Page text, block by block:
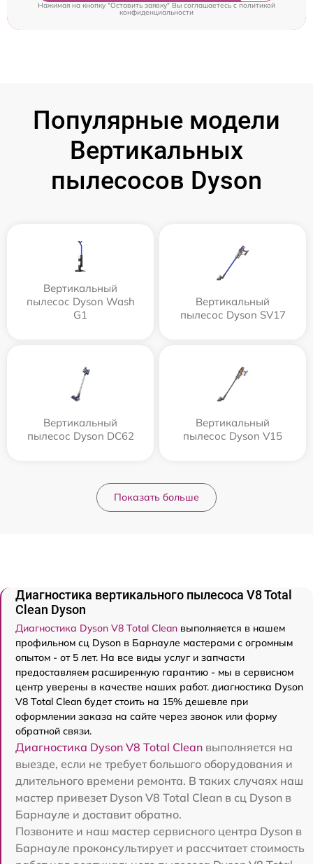
Нажимая на кнопку "Оставить заявку" Вы соглашаетесь cполитикой
конфиденциальности
Популярные модели
Вертикальных
пылесосов Dyson
Вертикальный
пылесос Dyson Wash
G1
Вертикальный
пылесос Dyson SV17
Вертикальный
пылесос Dyson DC62
Вертикальный
пылесос Dyson V15
Показать больше
Диагностика вертикального пылесоса V8 Total
Clean Dyson
Диагностика Dyson V8 Total Clean выполняется в нашем
профильном сц Dyson в Барнауле мастерами с огромным
опытом - от 5 лет. На все виды услуг и запчасти
предоставляем расширенную гарантию - мы в сервисном
центр уверены в качестве наших работ. диагностика Dyson
V8 Total Clean будет стоить на 15% дешевле при
оформлении заказа на сайте через звонок или форму
обратной связи.
Диагностика Dyson V8 Total Clean выполняется на
выезде, если не требует большого оборудования и
длительного времени ремонта. В таких случаях наш
мастер привезет Dyson V8 Total Clean в сц Dyson в
Барнауле и доставит обратно.
Позвоните и наш мастер сервисного центра Dyson в
Барнауле проконсультирует и рассчитает стоимость